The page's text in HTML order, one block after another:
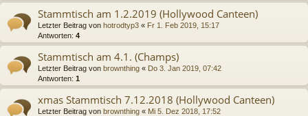
Stammtisch am 1.2.2019 (Hollywood Canteen)
Letzter Beitrag von hotrodtyp3 « Fr 1. Feb 2019, 15:17
Antworten: 4
Stammtisch am 4.1. (Champs)
Letzter Beitrag von brownthing « Do 3. Jan 2019, 07:42
Antworten: 1
xmas Stammtisch 7.12.2018 (Hollywood Canteen)
Letzter Beitrag von brownthing « Mi 5. Dez 2018, 17:52